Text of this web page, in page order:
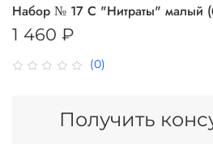
(0)
Набор № 17 С "Нитраты" малый
1 460 ₽
Получить